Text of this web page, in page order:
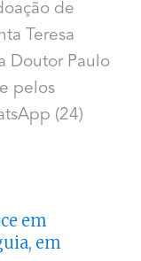
de
Teresa
Doutor Paulo
pelos
(24)
em
em